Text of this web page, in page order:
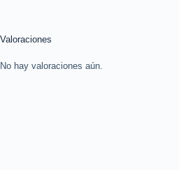
Valoraciones
No hay valoraciones aún.